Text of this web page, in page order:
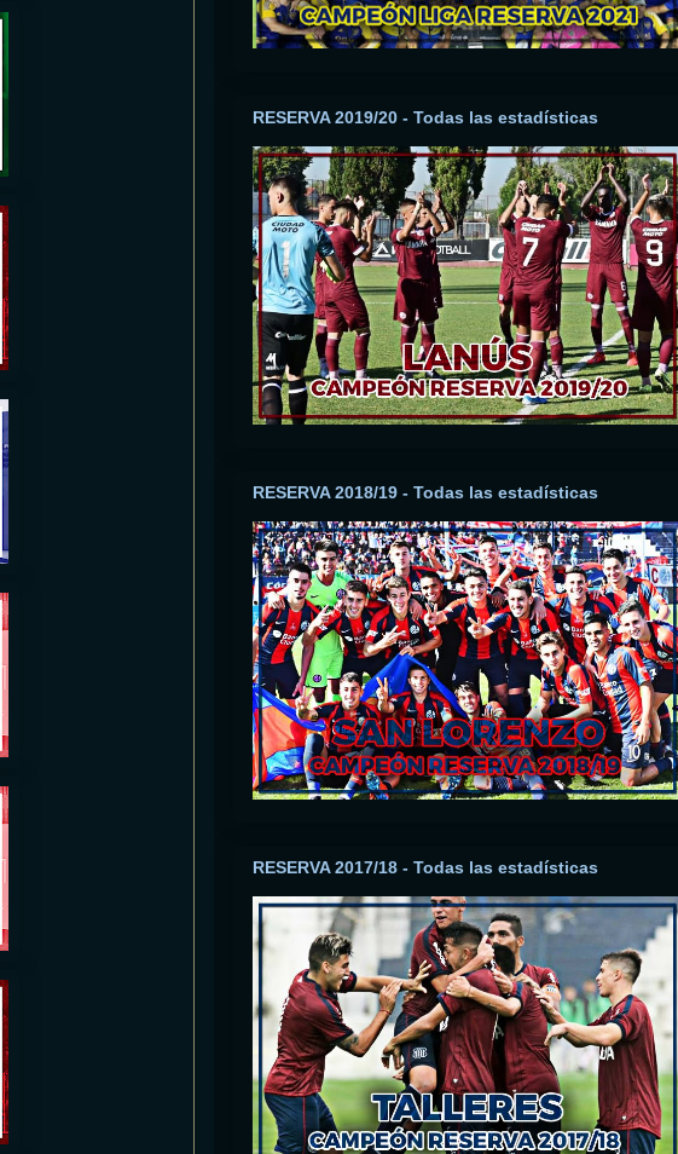
RESERVA 2019/20 - Todas las estadísticas
RESERVA 2018/19 - Todas las estadísticas
RESERVA 2017/18 - Todas las estadísticas